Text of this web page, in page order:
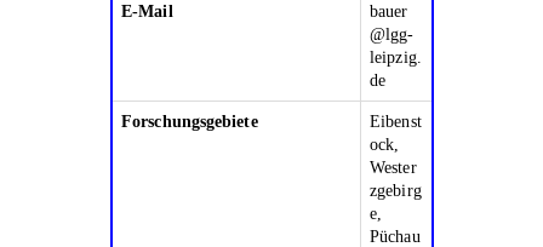
E-Mail
bauer
@lgg-
leipzig.
de
Forschungsgebiete
Eibenst
ock,
Wester
zgebirg
e,
Püchau